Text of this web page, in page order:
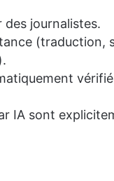
des journalistes.
(traduction,
IA sont